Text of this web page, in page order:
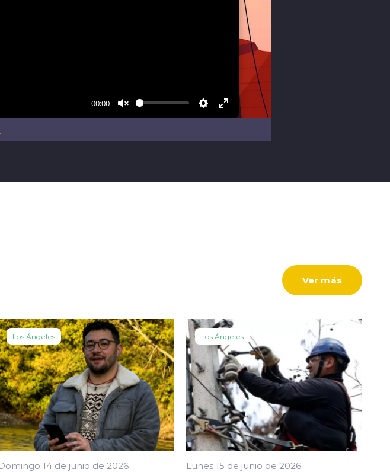
Ver más
Los Ángeles
14 de junio de 2026
Los Ángeles
Lunes 15 de junio de 2026